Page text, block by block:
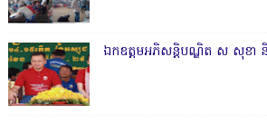
ឯកឧត្តមអភិសន្តិបណ្ឌិត ស សុខ